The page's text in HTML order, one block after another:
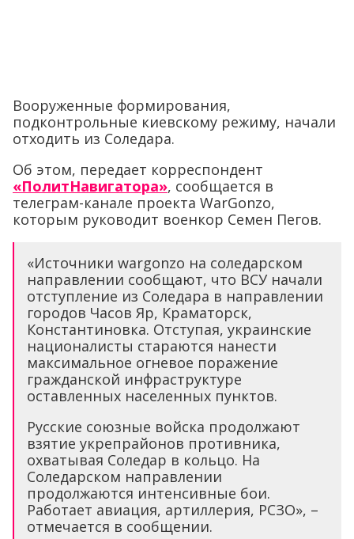
Вооруженные формирования,
подконтрольные киевскому режиму, начали
отходить из Соледара.
Об этом, передает корреспондент
«ПолитНавигатора», сообщается в
телеграм-канале проекта WarGonzo,
которым руководит военкор Семен Пегов.
«Источники wargonzo на соледарском
направлении сообщают, что ВСУ начали
отступление из Соледара в направлении
городов Часов Яр, Краматорск,
Константиновка. Отступая, украинские
националисты стараются нанести
максимальное огневое поражение
гражданской инфраструктуре
оставленных населенных пунктов.
Русские союзные войска продолжают
взятие укрепрайонов противника,
охватывая Соледар в кольцо. На
Соледарском направлении
продолжаются интенсивные бои.
Работает авиация, артиллерия, РСЗО», –
отмечается в сообщении.